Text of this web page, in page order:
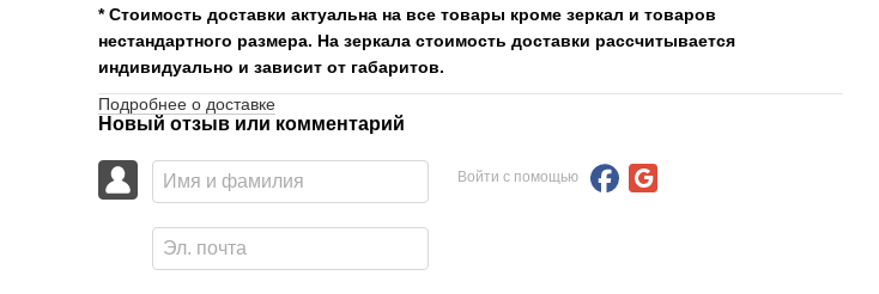
* Стоимость доставки актуальна на все товары кроме зеркал и товаров
нестандартного размера. На зеркала стоимость доставки рассчитывается
индивидуально и зависит от габаритов.
Подробнее о доставке
Новый отзыв или комментарий
Войти с помощью